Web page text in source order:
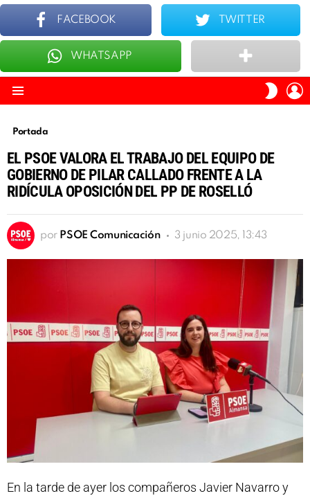
SKIN
Portada
EL PSOE VALORA EL TRABAJO DEL EQUIPO DE
GOBIERNO DE PILAR CALLADO FRENTE A LA
RIDÍCULA OPOSICIÓN DEL PP DE ROSELLÓ
por PSOE Comunicación 3 junio 2025, 13:43
En la tarde de ayer los compañeros Javier Navarro y
FACEBOOK TWITTER
WHATSAPP